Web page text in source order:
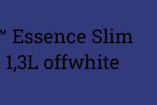
Essence Slim
offwhite